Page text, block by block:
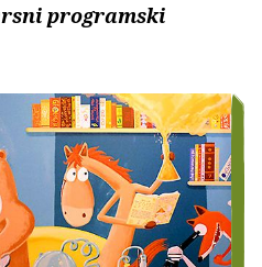
programski